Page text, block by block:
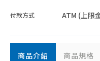
付款方式 ATM (上限
商品介紹 商品規格